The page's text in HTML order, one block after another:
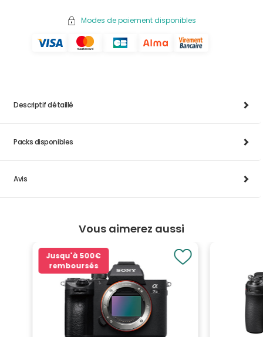
Modes de paiement disponibles
Descriptif détaillé
Packs disponibles
Avis
Vous aimerez aussi
Jusqu'à 500€
remboursés